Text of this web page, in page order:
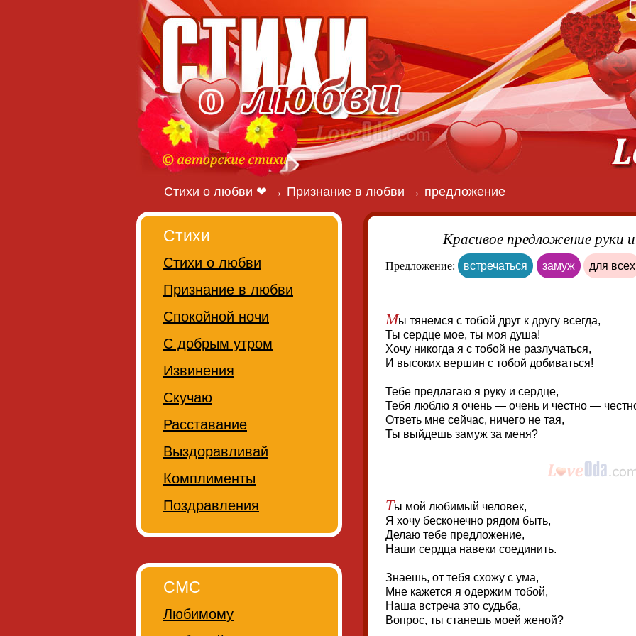
Стихи о любви ❤ → Признание в любви → предложение
Красивое предложение руки
Предложение: встречаться замуж для всех
Мы тянемся с тобой друг к другу всегда,
Ты сердце мое, ты моя душа!
Хочу никогда я с тобой не разлучаться,
И высоких вершин с тобой добиваться!
Тебе предлагаю я руку и сердце,
Тебя люблю я очень — очень и честно —
Ответь мне сейчас, ничего не тая,
Ты выйдешь замуж за меня?
Ты мой любимый человек,
Я хочу бесконечно рядом быть,
Делаю тебе предложение,
Наши сердца навеки соединить.
Знаешь, от тебя схожу с ума,
Мне кажется я одержим тобой,
Наша встреча это судьба,
Вопрос, ты станешь моей женой?
Стихи
Стихи о любви
Признание в любви
Спокойной ночи
С добрым утром
Извинения
Скучаю
Расставание
Выздоравливай
Комплименты
Поздравления
СМС
Любимому